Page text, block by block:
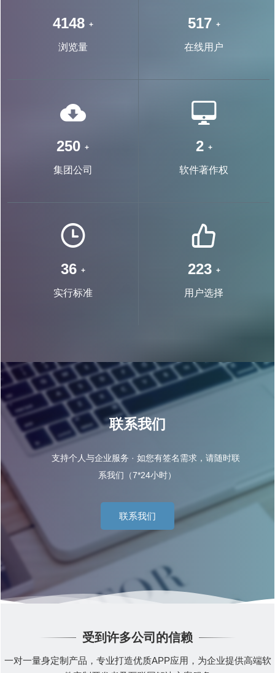
7568 +
浏览量
944 +
在线用户
468 +
集团公司
4 +
软件著作权
67 +
实行标准
418 +
用户选择
联系我们
支持个人与企业服务 · 如您有签名需求，请随时联
系我们（7*24小时）
联系我们
受到许多公司的信赖
一对一量身定制产品，专业打造优质APP应用，为企业提供高端软